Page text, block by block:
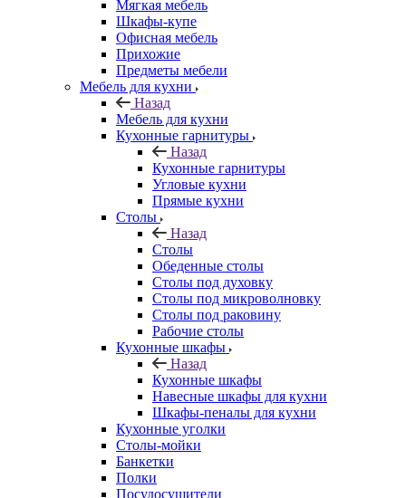
Мягкая мебель
Шкафы-купе
Офисная мебель
Прихожие
Предметы мебели
Мебель для кухни
Назад
Мебель для кухни
Кухонные гарнитуры
Назад
Кухонные гарнитуры
Угловые кухни
Прямые кухни
Столы
Назад
Столы
Обеденные столы
Столы под духовку
Столы под микроволновку
Столы под раковину
Рабочие столы
Кухонные шкафы
Назад
Кухонные шкафы
Навесные шкафы для кухни
Шкафы-пеналы для кухни
Кухонные уголки
Столы-мойки
Банкетки
Полки
Посудосушители